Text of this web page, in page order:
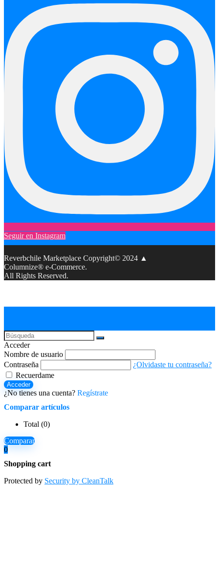
Seguir en Instagram
Reverbchile Marketplace Copyright© 2024 ▲
Columnize® e-Commerce.
All Rights Reserved.
Acceder
Nombre de usuario
Contraseña
¿Olvidaste tu contraseña?
Recuerdame
Acceder
¿No tienes una cuenta? Regístrate
Comparar artículos
Total (0)
Comparar
0
Shopping cart
Protected by Security by CleanTalk